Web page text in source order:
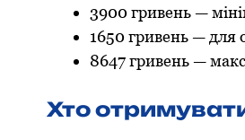
3900 гривень —
1650 гривень — для
8647 гривень —
Хтo